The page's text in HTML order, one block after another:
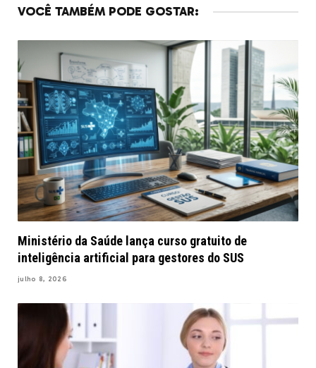
VOCÊ TAMBÉM PODE GOSTAR:
Ministério da Saúde lança curso gratuito de
inteligência artificial para gestores do SUS
julho 8, 2026